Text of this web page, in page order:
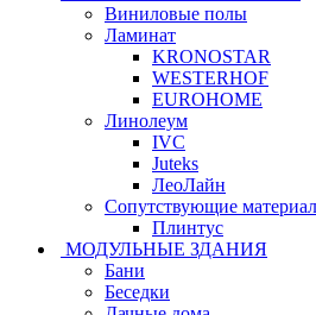
Виниловые полы
Ламинат
KRONOSTAR
WESTERHOF
EUROHOME
Линолеум
IVC
Juteks
ЛеоЛайн
Сопутствующие
Плинтус
МОДУЛЬНЫЕ ЗДАНИЯ
Бани
Беседки